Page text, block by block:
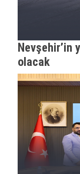
Nevşehir’in
olacak